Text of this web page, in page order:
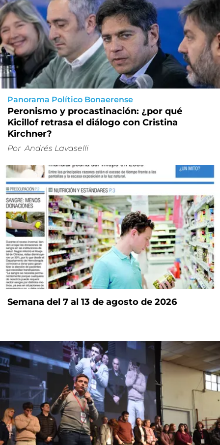
Panorama Político Bonaerense
Peronismo y procastinación: ¿por qué
Kicillof retrasa el diálogo con Cristina
Kirchner?
Por Andrés Lavaselli
Semana del 7 al 13 de agosto de 2026